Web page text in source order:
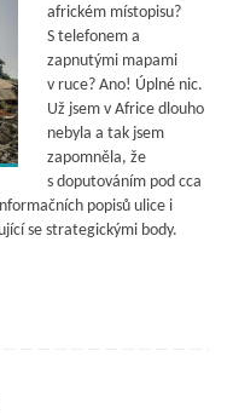
africkém místopisu?
S telefonem a
zapnutými mapami
v ruce? Ano! Úplné nic.
Už jsem v Africe dlouho
nebyla a tak jsem
zapomněla, že
s doputováním pod cca
popisů ulice i
se strategickými body.